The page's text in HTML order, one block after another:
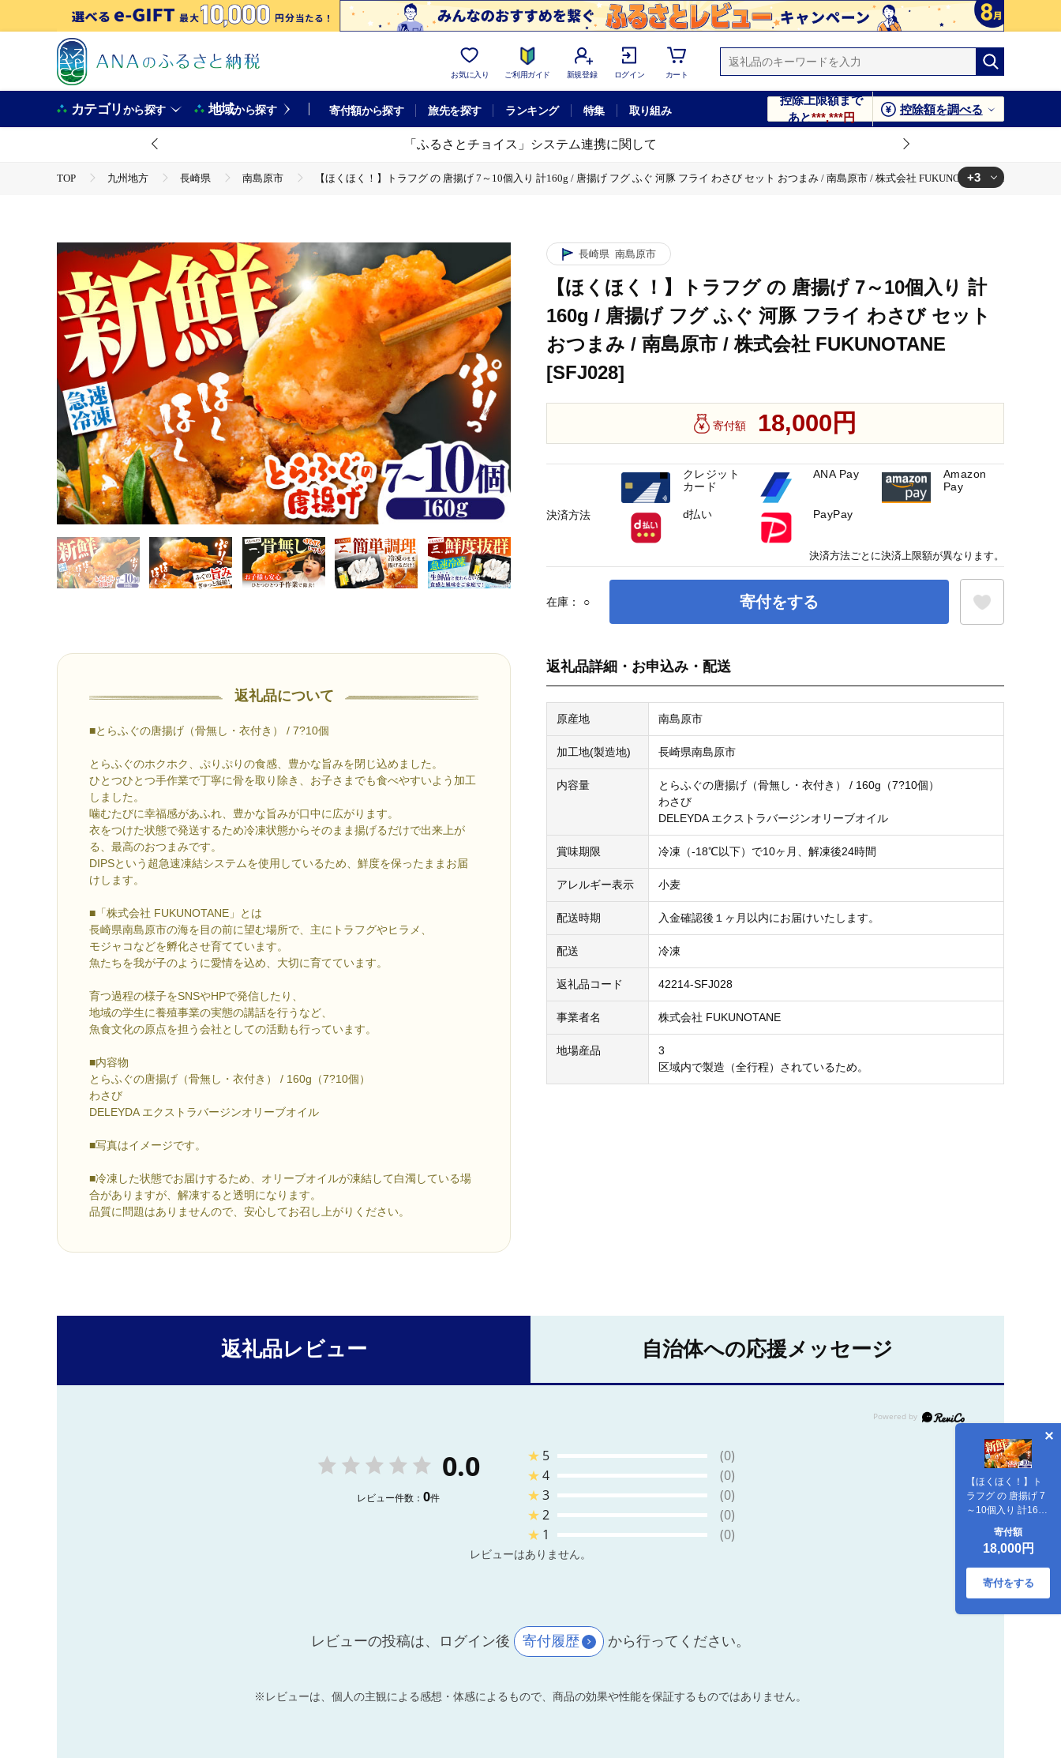
お気に入り ご利用ガイド 新規登録 ログイン カート
カテゴリから探す 地域から探す 寄付額から探す 旅先を探す ランキング 特集 取り組み
控除上限額まで
あと***,***円
控除額を調べる
「ふるさとチョイス」システム連携に関して
TOP 九州地方 長崎県 南島原市
【ほくほく！】トラフグ の 唐揚げ 7～10個入り 計160g / 唐揚げ フグ ふぐ 河豚 フライ わさび セット おつまみ / 南島原市 / 株式会社 FUKUNOTANE [SFJ028]
+3
返礼品について
■とらふぐの唐揚げ（骨無し・衣付き） / 7?10個
とらふぐのホクホク、ぷりぷりの食感、豊かな旨みを閉じ込めました。
ひとつひとつ手作業で丁寧に骨を取り除き、お子さまでも食べやすいよう加工
しました。
噛むたびに幸福感があふれ、豊かな旨みが口中に広がります。
衣をつけた状態で発送するため冷凍状態からそのまま揚げるだけで出来上が
る、最高のおつまみです。
DIPSという超急速凍結システムを使用しているため、鮮度を保ったままお届
けします。
■「株式会社 FUKUNOTANE」とは
長崎県南島原市の海を目の前に望む場所で、主にトラフグやヒラメ、
モジャコなどを孵化させ育てています。
魚たちを我が子のように愛情を込め、大切に育てています。
育つ過程の様子をSNSやHPで発信したり、
地域の学生に養殖事業の実態の講話を行うなど、
魚食文化の原点を担う会社としての活動も行っています。
■内容物
とらふぐの唐揚げ（骨無し・衣付き） / 160g（7?10個）
わさび
DELEYDA エクストラバージンオリーブオイル
■写真はイメージです。
■冷凍した状態でお届けするため、オリーブオイルが凍結して白濁している場
合がありますが、解凍すると透明になります。
品質に問題はありませんので、安心してお召し上がりください。
長崎県 南島原市
【ほくほく！】トラフグ の 唐揚げ 7～10個入り 計
160g / 唐揚げ フグ ふぐ 河豚 フライ わさび セット
おつまみ / 南島原市 / 株式会社 FUKUNOTANE
[SFJ028]
寄付額 18,000円
在庫： ○ 寄付をする
【ほくほく！】ト
ラフグ の 唐揚げ 7
～10個入り 計160g
/ 唐揚げ フグ ふぐ
河豚 フライ わさび
セット おつまみ /
南島原市 / 株式会社
FUKUNOTANE
[SFJ028]
寄付額
18,000円
寄付をする
返礼品詳細・お申込み・配送
原産地 南島原市
加工地(製造地) 長崎県南島原市
内容量
とらふぐの唐揚げ（骨無し・衣付き） / 160g（7?10個）
わさび
DELEYDA エクストラバージンオリーブオイル
賞味期限 冷凍（-18℃以下）で10ヶ月、解凍後24時間
アレルギー表示 小麦
配送時期 入金確認後１ヶ月以内にお届けいたします。
配送 冷凍
返礼品コード 42214-SFJ028
事業者名 株式会社 FUKUNOTANE
地場産品
3
区域内で製造（全行程）されているため。
決済方法
クレジット
カード
ANA Pay
Amazon
Pay
d払い PayPay
決済方法ごとに決済上限額が異なります。
返礼品レビュー 自治体への応援メッセージ
0.0
レビュー件数： 0件
★ 5
(0)
★4
(0)
★3
(0)
★2
(0)
★ 1 (0)
レビューはありません。
レビューの投稿は、ログイン後 寄付履歴 から行ってください。
※レビューは、個人の主観による感想・体感によるもので、商品の効果や性能を保証するものではありません。